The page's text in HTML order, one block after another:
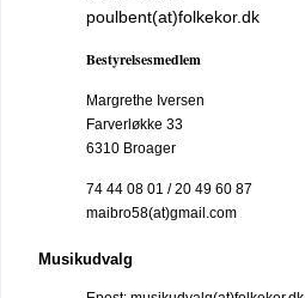
poulbent(at)folkekor.dk
Bestyrelsesmedlem
Margrethe Iversen
Farverløkke 33
6310 Broager
74 44 08 01 / 20 49 60 87
maibro58(at)gmail.com
Musikudvalg